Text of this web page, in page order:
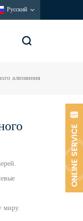
Русский
алюминия
миру.